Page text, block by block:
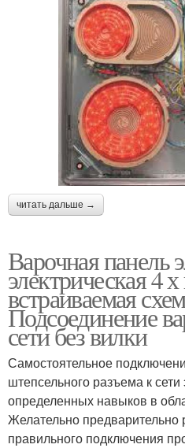
читать дальше →
Варочная панель
электрическая 4
встраиваемая
Подсоединение
сети без вилки
Самостоятельное
штепсельного разъема к
определенных навыков в
Желательно предварительно
правильного подключения